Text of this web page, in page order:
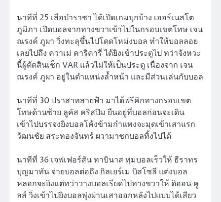
นาทีที่ 25 เสือป่าราชา ได้เปิดเกมบุกบ้าง เออร์เนสโต
ภูมิภา เปิดบอลจากทางขวาเข้าไปในกรอบเขตโทษ เจน
ณรงค์ ภูผา วิ่งทะลุขึ้นไปโดดโหม่งบอล ทำให้บอลลอย
เลยไปถึง ควาเม่ คาริคารี่ ได้ยิงเข้าประตูไป ทว่าจังหวะ
นี้ผู้ตัดสินเช็ก VAR แล้วไม่ให้เป็นประตู เนื่องจาก เจน
ณรงค์ ภูผา อยู่ในตำแหน่งล้ำหน้า และมีส่วนเล่นกับบอล
นาทีที่ 30 ปราสาทสายฟ้า มาได้ฟรีคิกทางกรอบเขต
โทษด้านซ้าย ลูคัส คริสปิม ยืนอยู่ที่บอลก่อนจะเดิน
เข้าไปบรรจงยิงบอลโค้งข้ามกำแพงจะมุดเข้าเสาแรก
วัฒนชัย สระทองจันทร์ ผวามาชกบอลทิ้งไปได้
นาทีที่ 36 เจฟเฟอร์สัน ทาบินาส ทุ่มบอลเร็วให้ ธีราทร
บุญมาทัน จ่ายบอลต่อถึง กิลเยร์เม บิสโซลี แต่งบอล
หลอกจะยิงแต่ทว่าวางบอลเรียดไปทางขวาให้ ดิออน คู
ลส์ วิ่งเข้าไปยิงบอลพุ่งผ่านเสาออกหลังไปแบบได้เสียว